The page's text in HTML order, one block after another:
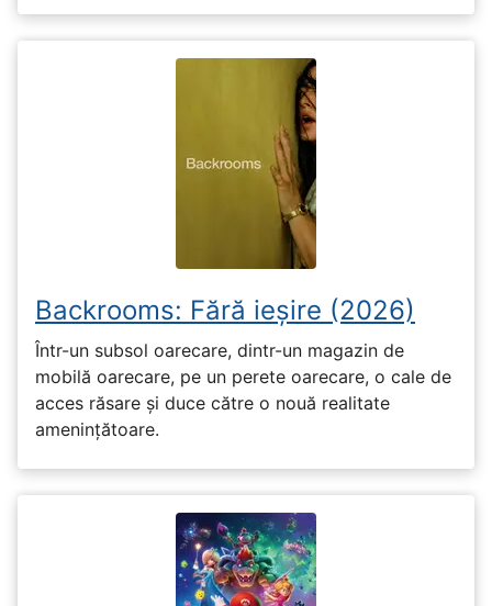
Backrooms: Fără ieșire (2026)
Într-un subsol oarecare, dintr-un magazin de
mobilă oarecare, pe un perete oarecare, o cale de
acces răsare și duce către o nouă realitate
amenințătoare.